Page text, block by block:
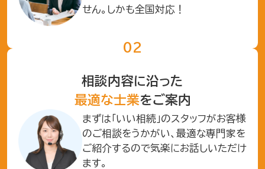
せん。しかも全国対応！
相談内容に沿った
最適な士業をご案内
まずは「いい相続」のスタッフがお客様
のご相談をうかがい、最適な専門家を
ご紹介するので気楽にお話しいただけ
ます。